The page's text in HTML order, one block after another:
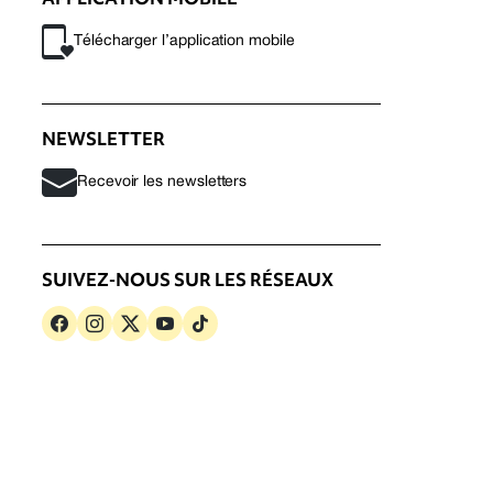
Télécharger l’application mobile
NEWSLETTER
Recevoir les newsletters
SUIVEZ-NOUS SUR LES RÉSEAUX